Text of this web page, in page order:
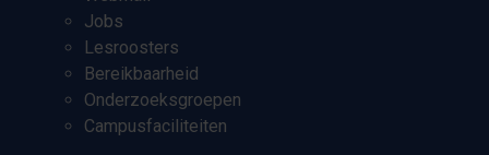
Jobs
Lesroosters
Bereikbaarheid
Onderzoeksgroepen
Campusfaciliteiten